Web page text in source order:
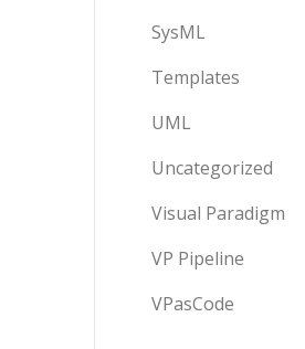
SysML
Templates
UML
Uncategorized
Visual Paradigm
VP Pipeline
VPasCode